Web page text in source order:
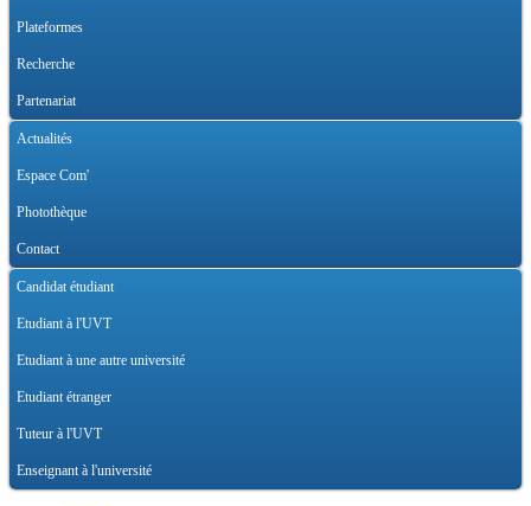
Plateformes
Recherche
Partenariat
Actualités
Espace Com'
Photothèque
Contact
Candidat étudiant
Etudiant à l'UVT
Etudiant à une autre université
Etudiant étranger
Tuteur à l'UVT
Enseignant à l'université